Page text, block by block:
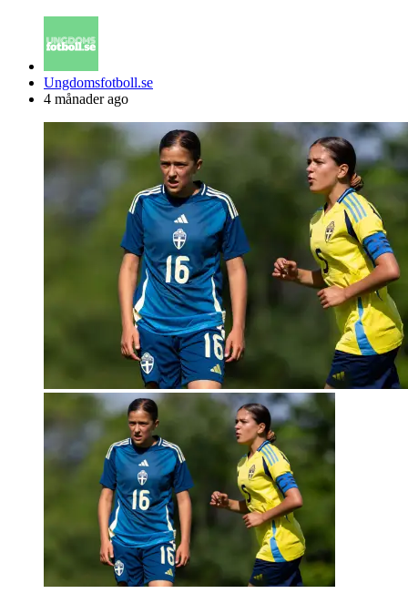
Posted
by
Ungdomsfotboll.se
4 månader ago